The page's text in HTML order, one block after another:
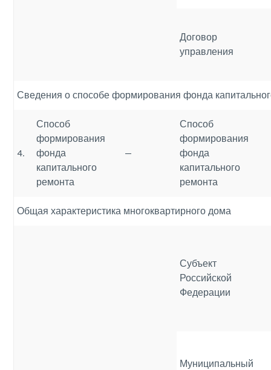
Договор
управления
Сведения о способе формирования фонда
4.
Способ
формирования
фонда
капитального
ремонта
—
Способ
формирования
фонда
капитального
ремонта
Общая характеристика многоквартирного дома
Субъект
Российской
Федерации
Муниципальный